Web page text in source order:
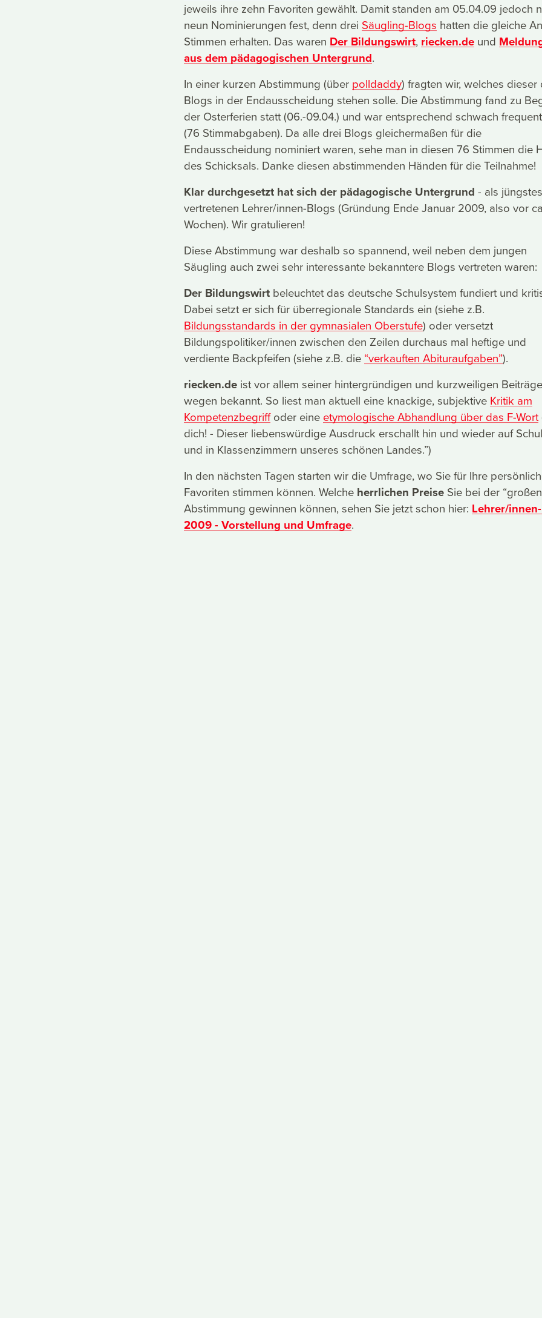
jeweils ihre zehn Favoriten gewählt. Damit standen am 05.04.09 jedoch
neun Nominierungen fest, denn drei Säugling-Blogs hatten die gleiche
Stimmen erhalten. Das waren Der Bildungswirt, riecken.de und
aus dem pädagogischen Untergrund.
In einer kurzen Abstimmung (über polldaddy) fragten wir, welches dieser
Blogs in der Endausscheidung stehen solle. Die Abstimmung fand zu
der Osterferien statt (06.-09.04.) und war entsprechend schwach
(76 Stimmabgaben). Da alle drei Blogs gleichermaßen für die
Endausscheidung nominiert waren, sehe man in diesen 76 Stimmen die
des Schicksals. Danke diesen abstimmenden Händen für die Teilnahme!
Klar durchgesetzt hat sich der pädagogische Untergrund - als
vertretenen Lehrer/innen-Blogs (Gründung Ende Januar 2009, also vor
Wochen). Wir gratulieren!
Diese Abstimmung war deshalb so spannend, weil neben dem jungen
Säugling auch zwei sehr interessante bekanntere Blogs vertreten waren:
Der Bildungswirt beleuchtet das deutsche Schulsystem fundiert und
Dabei setzt er sich für überregionale Standards ein (siehe z.B.
Bildungsstandards in der gymnasialen Oberstufe) oder versetzt
Bildungspolitiker/innen zwischen den Zeilen durchaus mal heftige und
verdiente Backpfeifen (siehe z.B. die “verkauften Abituraufgaben”).
riecken.de ist vor allem seiner hintergründigen und kurzweiligen Beiträge
wegen bekannt. So liest man aktuell eine knackige, subjektive Kritik am
Kompetenzbegriffoder eineetymologische Abhandlung über das F-Wort
dich! - Dieser liebenswürdige Ausdruck erschallt hin und wieder auf
und in Klassenzimmern unseres schönen Landes.”)
In den nächsten Tagen starten wir die Umfrage, wo Sie für Ihre
Favoriten stimmen können. Welche herrlichen Preise Sie bei der
Abstimmung gewinnen können, sehen Sie jetzt schon hier: Lehrer/
2009 - Vorstellung und Umfrage.